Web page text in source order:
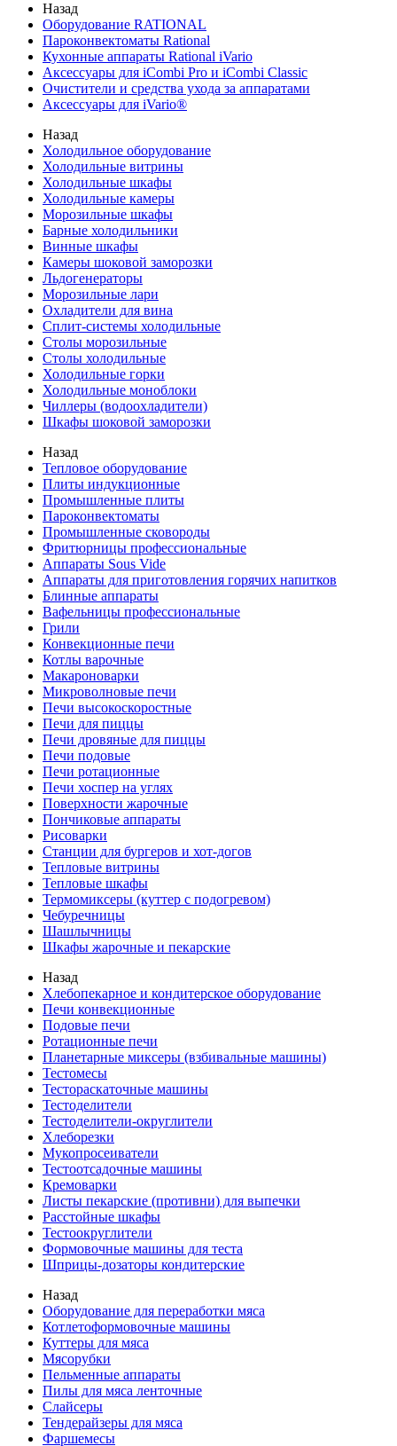
Назад
Оборудование RATIONAL
Пароконвектоматы Rational
Кухонные аппараты Rational iVario
Аксессуары для iCombi Pro и iCombi Classic
Очистители и средства ухода за аппаратами
Аксессуары для iVario®
Назад
Холодильное оборудование
Холодильные витрины
Холодильные шкафы
Холодильные камеры
Морозильные шкафы
Барные холодильники
Винные шкафы
Камеры шоковой заморозки
Льдогенераторы
Морозильные лари
Охладители для вина
Сплит-системы холодильные
Столы морозильные
Столы холодильные
Холодильные горки
Холодильные моноблоки
Чиллеры (водоохладители)
Шкафы шоковой заморозки
Назад
Тепловое оборудование
Плиты индукционные
Промышленные плиты
Пароконвектоматы
Промышленные сковороды
Фритюрницы профессиональные
Аппараты Sous Vide
Аппараты для приготовления горячих напитков
Блинные аппараты
Вафельницы профессиональные
Грили
Конвекционные печи
Котлы варочные
Макароноварки
Микроволновые печи
Печи высокоскоростные
Печи для пиццы
Печи дровяные для пиццы
Печи подовые
Печи ротационные
Печи хоспер на углях
Поверхности жарочные
Пончиковые аппараты
Рисоварки
Станции для бургеров и хот-догов
Тепловые витрины
Тепловые шкафы
Термомиксеры (куттер с подогревом)
Чебуречницы
Шашлычницы
Шкафы жарочные и пекарские
Назад
Хлебопекарное и кондитерское оборудование
Печи конвекционные
Подовые печи
Ротационные печи
Планетарные миксеры (взбивальные машины)
Тестомесы
Тестораскаточные машины
Тестоделители
Тестоделители-округлители
Хлеборезки
Мукопросеиватели
Тестоотсадочные машины
Кремоварки
Листы пекарские (противни) для выпечки
Расстойные шкафы
Тестоокруглители
Формовочные машины для теста
Шприцы-дозаторы кондитерские
Назад
Оборудование для переработки мяса
Котлетоформовочные машины
Куттеры для мяса
Мясорубки
Пельменные аппараты
Пилы для мяса ленточные
Слайсеры
Тендерайзеры для мяса
Фаршемесы